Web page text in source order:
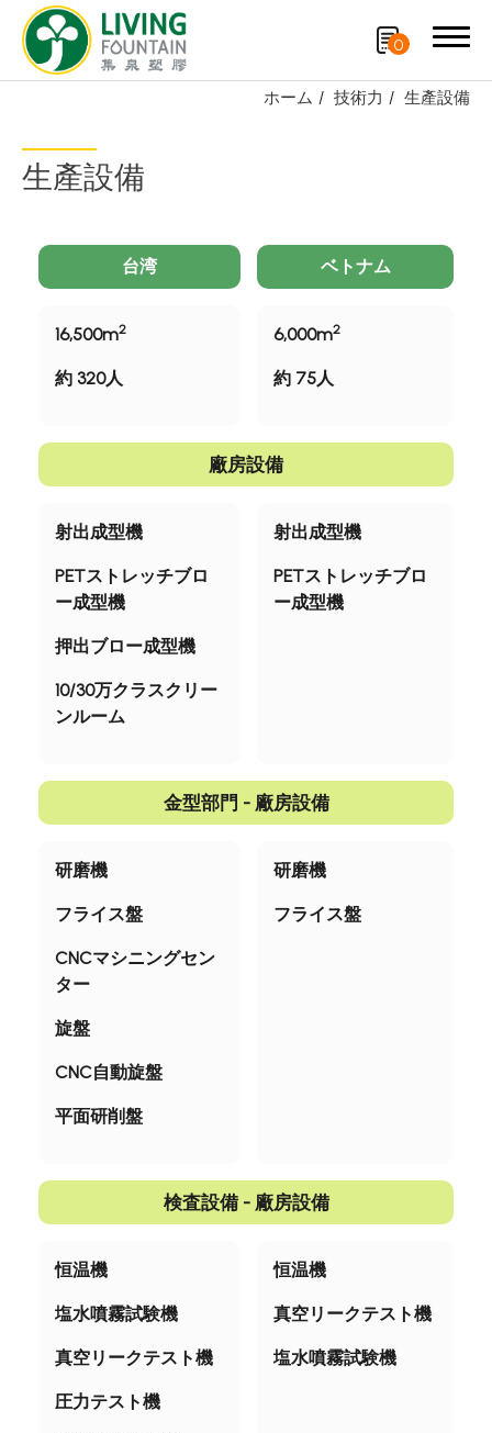
0
ホーム 技術力 生產設備
生產設備
台湾 ベトナム
16,500m2
約 320人
6,000m2
約 75人
廠房設備
射出成型機
PETストレッチブロ
ー成型機
押出ブロー成型機
10/30万クラスクリー
ンルーム
射出成型機
PETストレッチブロ
ー成型機
金型部門 - 廠房設備
研磨機
フライス盤
CNCマシニングセン
ター
旋盤
CNC自動旋盤
平面研削盤
研磨機
フライス盤
検査設備 - 廠房設備
恒温機
塩水噴霧試験機
真空リークテスト機
圧力テスト機
恒温機
真空リークテスト機
塩水噴霧試験機
生產設備
尊敬するお客様
使用用途
持続可能な経営
繁體中文